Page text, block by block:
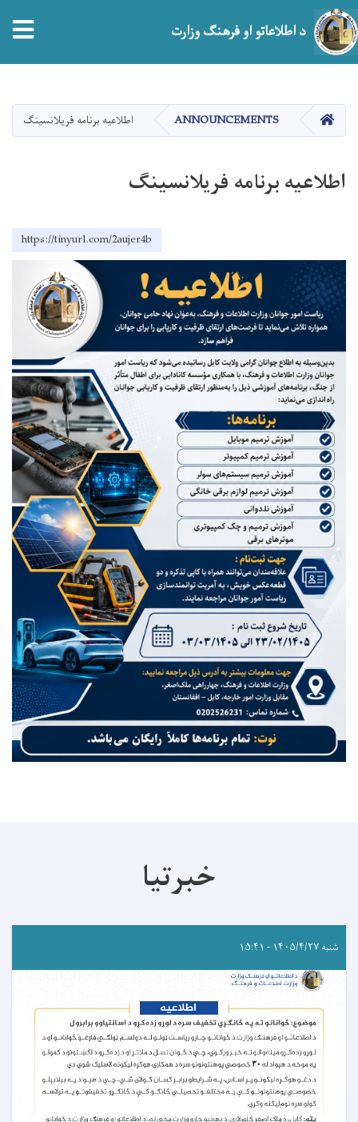
دانګل
د اطلاعاتو او فرهنګ وزارت
HOME
ANNOUNCEMENTS اطلاعیه برنامه فریلانسینگ
اطلاعیه برنامه فریلانسینگ
https://tinyurl.com/2aujer4b
خبرتیا
شنبه ۱۴۰۵/۴/۲۷ - ۱۵:۴۱